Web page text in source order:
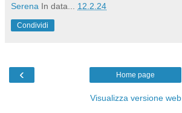
Serena In data... 12.2.24
Condividi
‹ Home page
Visualizza versione web